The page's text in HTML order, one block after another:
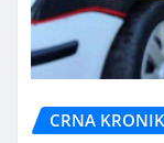
CRNA